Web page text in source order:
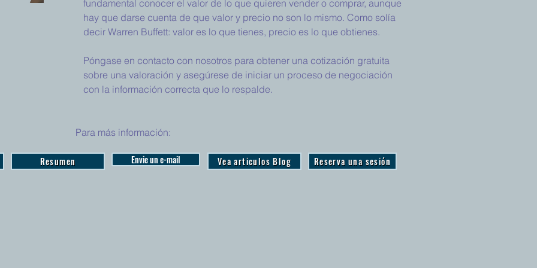
fundamental conocer el valor de lo que quieren vender o comprar, aunque
hay que darse cuenta de que valor y precio no son lo mismo. Como solía
decir Warren Buffett: valor es lo que tienes, precio es lo que obtienes.
Póngase en contacto con nosotros para obtener una cotización gratuita
sobre una valoración y asegúrese de iniciar un proceso de negociación
con la información correcta que lo respalde.
Para más información:
Resumen Envie un e-mail Vea articulos Blog Reserva una sesión